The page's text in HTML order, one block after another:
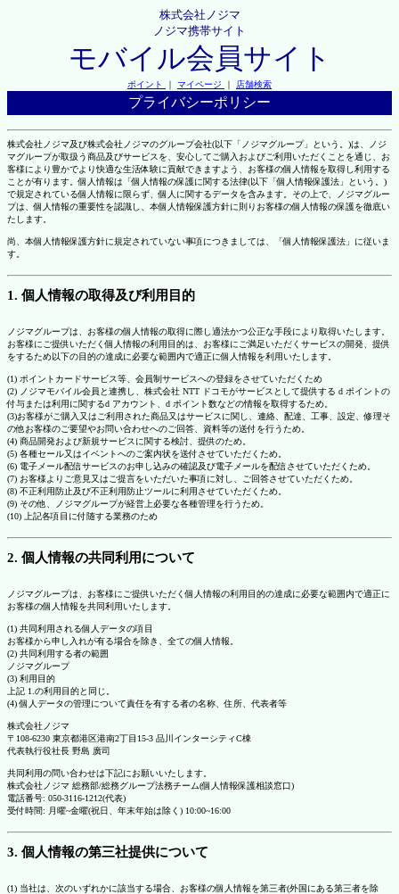
株式会社ノジマ
ノジマ携帯サイト
モバイル会員サイト
ポイント ｜ マイページ ｜ 店舗検索
プライバシーポリシー
株式会社ノジマ及び株式会社ノジマのグループ会社(以下「ノジマグループ」という。)は、ノジ
マグループが取扱う商品及びサービスを、安心してご購入およびご利用いただくことを通じ、お
客様により豊かでより快適な生活体験に貢献できますよう、お客様の個人情報を取得し利用する
ことが有ります。個人情報は「個人情報の保護に関する法律(以下「個人情報保護法」という。)
で規定されている個人情報に限らず、個人に関するデータを含みます。その上で、ノジマグルー
プは、個人情報の重要性を認識し、本個人情報保護方針に則りお客様の個人情報の保護を徹底い
たします。
尚、本個人情報保護方針に規定されていない事項につきましては、「個人情報保護法」に従いま
す。
1. 個人情報の取得及び利用目的
ノジマグループは、お客様の個人情報の取得に際し適法かつ公正な手段により取得いたします。
お客様にご提供いただく個人情報の利用目的は、お客様にご満足いただくサービスの開発、提供
をするため以下の目的の達成に必要な範囲内で適正に個人情報を利用いたします。
(1) ポイントカードサービス等、会員制サービスへの登録をさせていただくため
(2) ノジマモバイル会員と連携し、株式会社 NTT ドコモがサービスとして提供する d ポイントの
付与または利用に関するd アカウント、d ポイント数などの情報を取得するため。
(3)お客様がご購入又はご利用された商品又はサービスに関し、連絡、配達、工事、設定、修理そ
の他お客様のご要望やお問い合わせへのご回答、資料等の送付を行うため。
(4) 商品開発および新規サービスに関する検討、提供のため。
(5) 各種セール又はイベントへのご案内状を送付させていただくため。
(6) 電子メール配信サービスのお申し込みの確認及び電子メールを配信させていただくため。
(7) お客様よりご意見又はご提言をいただいた事項に対し、ご回答させていただくため。
(8) 不正利用防止及び不正利用防止ツールに利用させていただくため。
(9) その他、ノジマグループが経営上必要な各種管理を行うため。
(10) 上記各項目に付随する業務のため
2. 個人情報の共同利用について
ノジマグループは、お客様にご提供いただく個人情報の利用目的の達成に必要な範囲内で適正に
お客様の個人情報を共同利用いたします。
(1) 共同利用される個人データの項目
お客様から申し入れが有る場合を除き、全ての個人情報。
(2) 共同利用する者の範囲
ノジマグループ
(3) 利用目的
上記 1.の利用目的と同じ。
(4) 個人データの管理について責任を有する者の名称、住所、代表者等
株式会社ノジマ
〒108-6230 東京都港区港南2丁目15-3 品川インターシティC棟
代表執行役社長 野島 廣司
共同利用の問い合わせは下記にお願いいたします。
株式会社ノジマ 総務部/総務グループ法務チーム(個人情報保護相談窓口)
電話番号: 050-3116-1212(代表)
受付時間: 月曜~金曜(祝日、年末年始は除く) 10:00~16:00
3. 個人情報の第三社提供について
(1) 当社は、次のいずれかに該当する場合、お客様の個人情報を第三者(外国にある第三者を除